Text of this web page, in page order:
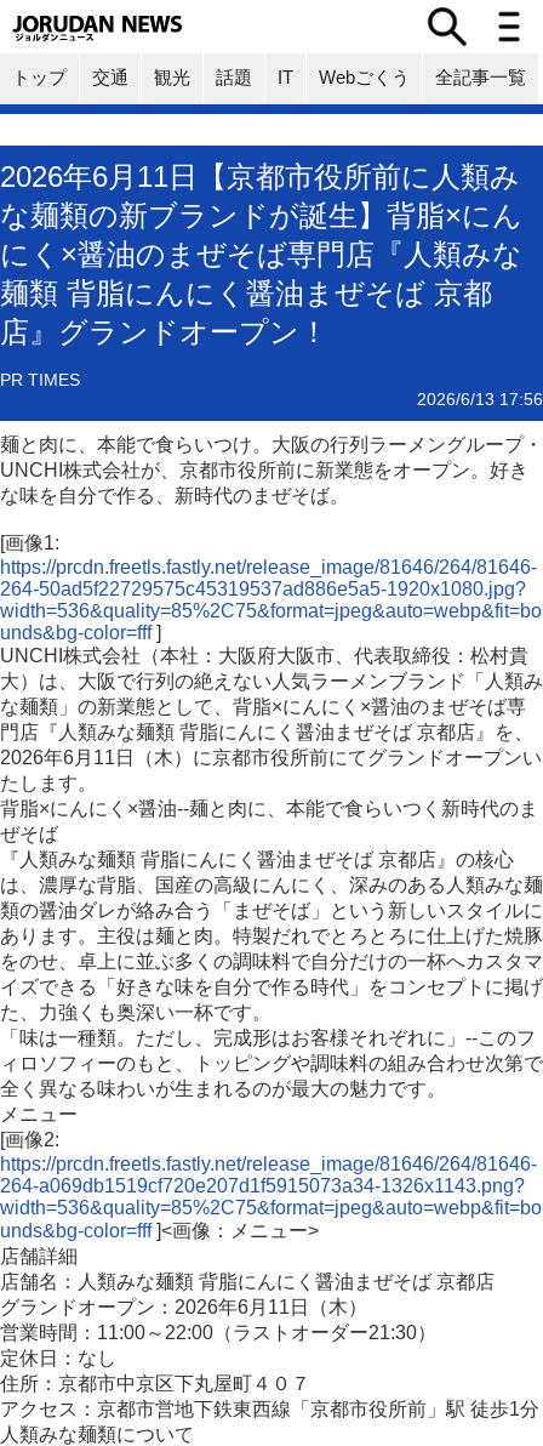
トップ 交通 観光 話題 IT Webごくう 全記事一覧
2026年6月11日【京都市役所前に人類み
な麺類の新ブランドが誕生】背脂×にん
にく×醤油のまぜそば専門店『人類みな
麺類 背脂にんにく醤油まぜそば 京都
店』グランドオープン！
PR TIMES
2026/6/13 17:56
麺と肉に、本能で食らいつけ。大阪の行列ラーメングループ・
UNCHI株式会社が、京都市役所前に新業態をオープン。好き
な味を自分で作る、新時代のまぜそば。
[画像1:
https://prcdn.freetls.fastly.net/release_image/81646/264/81646-
264-50ad5f22729575c45319537ad886e5a5-1920x1080.jpg?
width=536&quality=85%2C75&format=jpeg&auto=webp&fit=bo
unds&bg-color=fff]
UNCHI株式会社（本社：大阪府大阪市、代表取締役：松村貴
大）は、大阪で行列の絶えない人気ラーメンブランド「人類み
な麺類」の新業態として、背脂×にんにく×醤油のまぜそば専
門店『人類みな麺類 背脂にんにく醤油まぜそば 京都店』を、
2026年6月11日（木）に京都市役所前にてグランドオープンい
たします。
背脂×にんにく×醤油--麺と肉に、本能で食らいつく新時代のま
ぜそば
『人類みな麺類 背脂にんにく醤油まぜそば 京都店』の核心
は、濃厚な背脂、国産の高級にんにく、深みのある人類みな麺
類の醤油ダレが絡み合う「まぜそば」という新しいスタイルに
あります。主役は麺と肉。特製だれでとろとろに仕上げた焼豚
をのせ、卓上に並ぶ多くの調味料で自分だけの一杯へカスタマ
イズできる「好きな味を自分で作る時代」をコンセプトに掲げ
た、力強くも奥深い一杯です。
「味は一種類。ただし、完成形はお客様それぞれに」--このフ
ィロソフィーのもと、トッピングや調味料の組み合わせ次第で
全く異なる味わいが生まれるのが最大の魅力です。
メニュー
[画像2:
https://prcdn.freetls.fastly.net/release_image/81646/264/81646-
264-a069db1519cf720e207d1f5915073a34-1326x1143.png?
width=536&quality=85%2C75&format=jpeg&auto=webp&fit=bo
unds&bg-color=fff]<画像：メニュー>
店舗詳細
店舗名：人類みな麺類 背脂にんにく醤油まぜそば 京都店
グランドオープン：2026年6月11日（木）
営業時間：11:00～22:00（ラストオーダー21:30）
定休日：なし
住所：京都市中京区下丸屋町４０７
アクセス：京都市営地下鉄東西線「京都市役所前」駅 徒歩1分
人類みな麺類について